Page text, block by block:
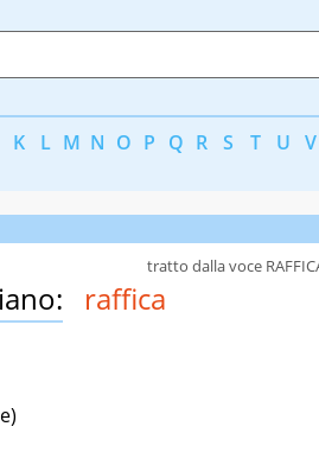
K L M N O P Q R S T U V
raffica
tratto dalla voce